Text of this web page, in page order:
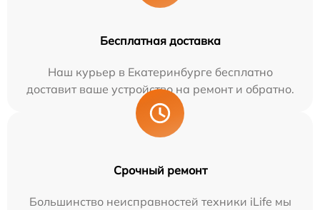
Бесплатная доставка
Наш курьер в Екатеринбурге бесплатно
доставит ваше устройство на ремонт и обратно.
Срочный ремонт
Большинство неисправностей техники iLife мы